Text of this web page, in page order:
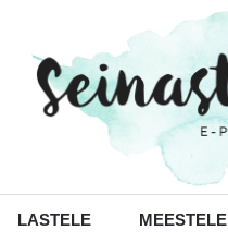
LASTELE MEESTELE